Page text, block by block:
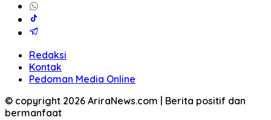
Redaksi
Kontak
Pedoman Media Online
© copyright 2026 AriraNews.com | Berita positif dan
bermanfaat